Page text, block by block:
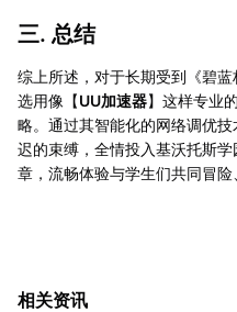
三. 总结
综上所述，对于长期受到《碧
选用像【UU加速器】这样专业
略。通过其智能化的网络调优
迟的束缚，全情投入基沃托斯
章，流畅体验与学生们共同冒险
相关资讯